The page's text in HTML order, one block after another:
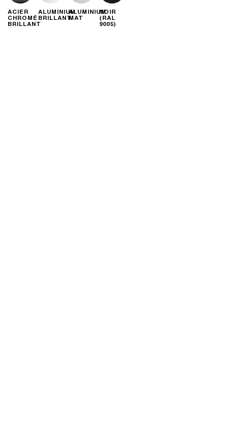
ACIER
CHROMÉ
BRILLANT
ALUMINIUM
BRILLANT
ALUMINIUM
MAT
NOIR
(RAL
9005)